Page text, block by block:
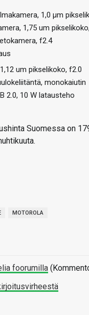
1,0 µm
1,75 um
f2.4
um pikselikoko, f2.0
monokaiutin
2.0, 10 W latausteho
Suomessa on
MOTOROLA
foorumilla